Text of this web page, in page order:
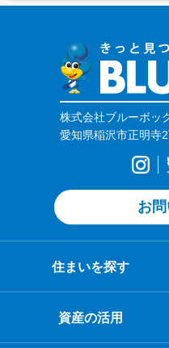
株式会社ブルーボッ
愛知県稲沢市正明寺
お
住まいを探す
資産の活用